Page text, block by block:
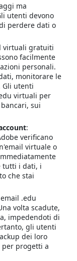
ma
utenti devono
perdere dati o
virtuali gratuiti
facilmente
personali.
monitorare le
Gli utenti
virtuali per
sui
:
verificano
virtuale o
tutti i dati, i
che stai
.edu
volta scadute,
impedendoti di
gli utenti
dei loro
progetti a